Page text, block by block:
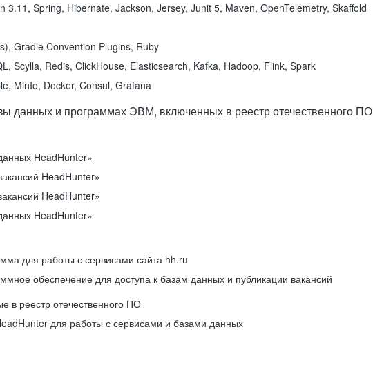
Spring, Hibernate, Jackson, Jersey, Junit 5, Maven, OpenTelemetry, Skaffold
Gradle Convention Plugins, Ruby
Scylla, Redis, ClickHouse, Elasticsearch, Kafka, Hadoop, Flink, Spark
MinIo, Docker, Consul, Grafana
данных и программах ЭВМ, включенных в реестр отечественного ПО
HeadHunter»
HeadHunter»
HeadHunter»
HeadHunter»
для работы с сервисами сайта hh.ru
обеспечение для доступа к базам данных и публикации вакансий
реестр отечественного ПО
для работы с сервисами и базами данных